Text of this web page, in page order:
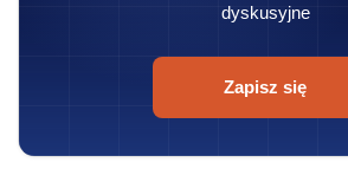
dyskusyjne
Zapisz się